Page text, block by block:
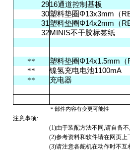
2916通道控制基板
30塑料垫圈Φ13x3mm （
31塑料垫圈Φ14x2mm （
32MINIS不干胶标签纸
** 塑料垫圈Φ14x1.5mm
**
镍氢充电电池1100mA
**
充电器
＊部件内容有变更可能性
注意事项:
(1)由于装配方法不同,请自备
(2)参考资料和软件请在网页上
(3)请注意各舵机在动作时不互